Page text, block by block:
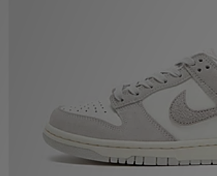
Mon JD
Suivre Ma Commande